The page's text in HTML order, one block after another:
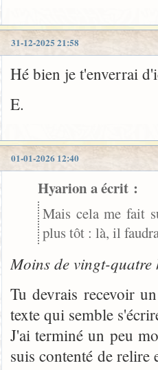
31-12-2025 21:58
Hé bien je t'enverrai
E.
01-01-2026 12:40
Hyarion a écrit :
Mais cela me fait
plus tôt : là, il
Moins de vingt-quatre
Tu devrais recevoir
texte qui semble
J'ai terminé un peu
suis contenté de relire